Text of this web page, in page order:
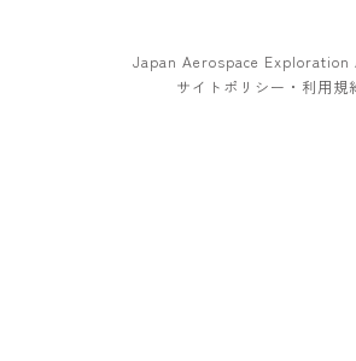
Japan Aerospace Exploration
サイトポリシー・利用規